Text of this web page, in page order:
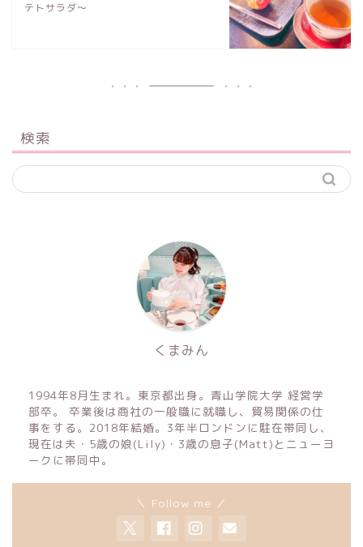
テトサラダ〜
検索
くまみん
1994年8月生まれ。東京都出身。青山学院大学 経営学
部卒。 卒業後は商社の一般職に就職し、貿易関係の仕
事をする。2018年結婚。3年半ロンドンに駐在帯同し、
現在は夫・5歳の娘(Lily)・3歳の息子(Matt)とニューヨ
ークに帯同中。
＼ Follow me ／